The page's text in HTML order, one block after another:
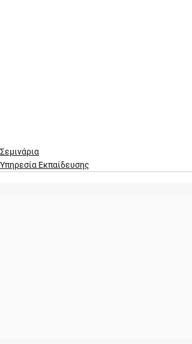
Σεμινάρια
Υπηρεσία Εκπαίδευσης